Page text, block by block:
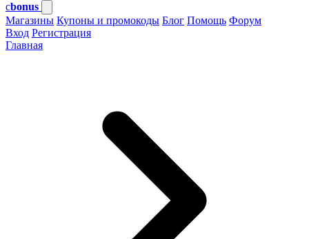
cbonus
Магазины Купоны и промокоды Блог Помощь Форум
Вход Регистрация
Главная